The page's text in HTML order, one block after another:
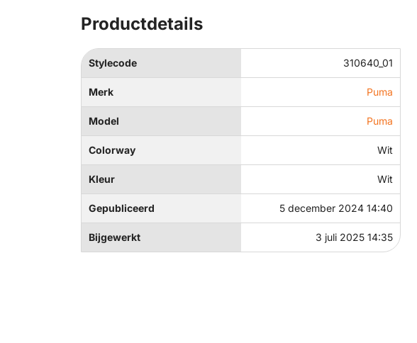
Productdetails
Stylecode 310640_01
Merk Puma
Model Puma
Colorway Wit
Kleur Wit
Gepubliceerd 5 december 2024 14:40
Bijgewerkt 3 juli 2025 14:35